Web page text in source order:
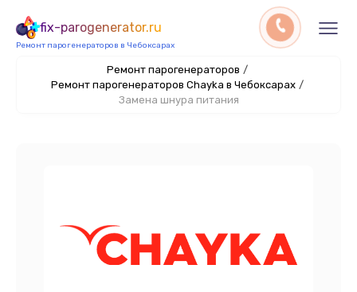
fix-parogenerator.ru
Ремонт парогенераторов в Чебоксарах
Ремонт парогенераторов /
Ремонт парогенераторов Chayka в Чебоксарах /
Замена шнура питания